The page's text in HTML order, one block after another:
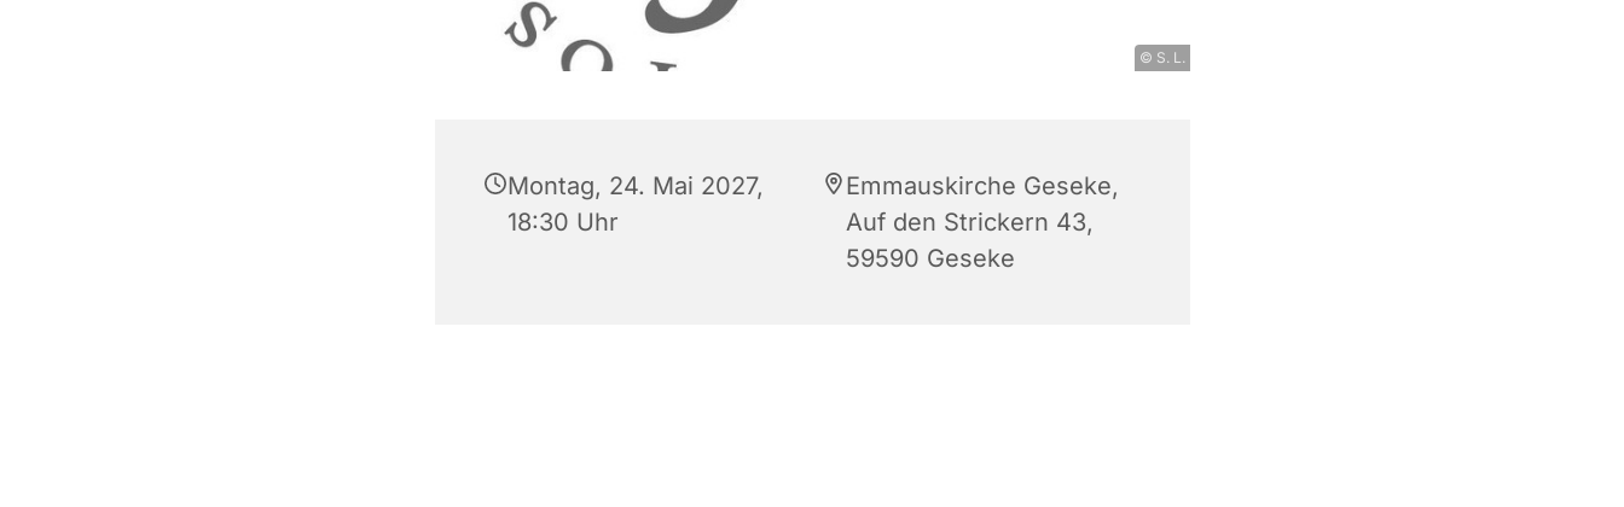
© S. L.
Montag, 24. Mai 2027,
18:30 Uhr
Emmauskirche Geseke,
Auf den Strickern 43,
59590 Geseke